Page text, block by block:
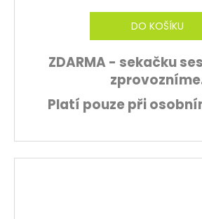
DO KOŠÍKU
ZDARMA - sekačku
Platí pouze při